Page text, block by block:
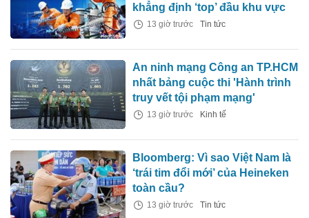
khẳng định ‘top’ đầu khu vực
13 giờ trước Tin tức
An ninh mạng Công an TP.HCM
nhất bảng cuộc thi 'Hành trình
truy vết tội phạm mạng'
13 giờ trước Kinh tế
Bloomberg: Vì sao Việt Nam là
‘trái tim đổi mới’ của Heineken
toàn cầu?
13 giờ trước Tin tức